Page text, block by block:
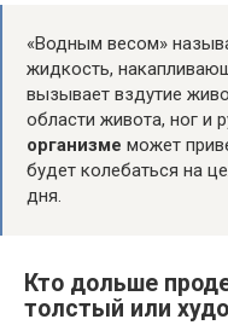
«Водным весом»
жидкость,
вызывает вздутие
области живота, ног и
организме может
будет колебаться на
дня.
Кто дольше
толстый или